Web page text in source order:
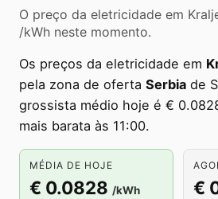
O preço da eletricidade em
/kWh neste momento.
Os preços da eletricidade em
pela zona de oferta Serbia de
grossista médio hoje é €
mais barata às 11:00.
MÉDIA DE HOJE
€ 0.0828 /kWh
€